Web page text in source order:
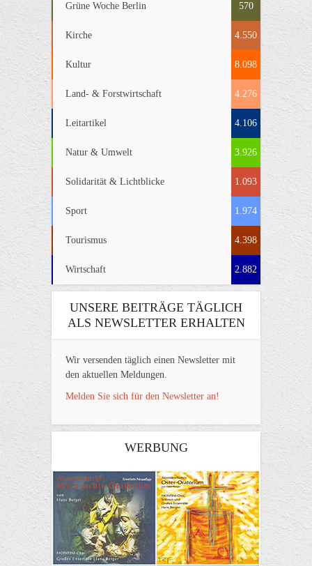
Grüne Woche Berlin 570
Kirche 4.550
Kultur 8.098
Land- & Forstwirtschaft 4.276
Leitartikel 4.106
Natur & Umwelt 3.926
Solidarität & Lichtblicke 1.093
Sport 1.974
Tourismus 4.398
Wirtschaft 2.882
UNSERE BEITRÄGE TÄGLICH
ALS NEWSLETTER ERHALTEN
Wir versenden täglich einen Newsletter mit
den aktuellen Meldungen.
Melden Sie sich für den Newsletter an!
WERBUNG